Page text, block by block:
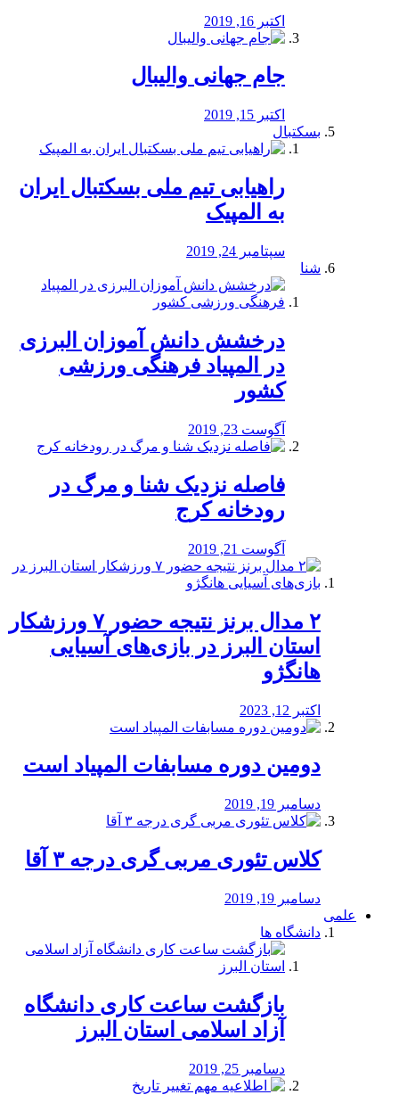
اکتبر 16, 2019
جام جهانی والیبال
اکتبر 15, 2019
بسکتبال
راهیابی تیم ملی بسکتبال ایران
به المپیک
سپتامبر 24, 2019
شنا
درخشش دانش آموزان البرزی
در المپیاد فرهنگی ورزشی
کشور
آگوست 23, 2019
️فاصله نزدیک شنا و مرگ در
رودخانه کرج
آگوست 21, 2019
۲ مدال برنز نتیجه حضور ۷ ورزشکار
استان البرز در بازی‌های آسیایی
هانگژو
اکتبر 12, 2023
دومین دوره مسابفات المپیاد است
دسامبر 19, 2019
کلاس تئوری مربی گری درجه ۳ آقا
دسامبر 19, 2019
علمی
دانشگاه ها
بازگشت ساعت کاری دانشگاه
آزاد اسلامی استان البرز
دسامبر 25, 2019